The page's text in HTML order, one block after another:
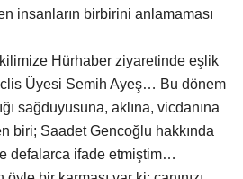
insanların birbirini anlamaması
Hürhaber ziyaretinde eşlik
Üyesi Semih Ayeş… Bu dönem
sağduyusuna, aklına, vicdanına
biri; Saadet Gencoğlu hakkında
defalarca ifade etmiştim…